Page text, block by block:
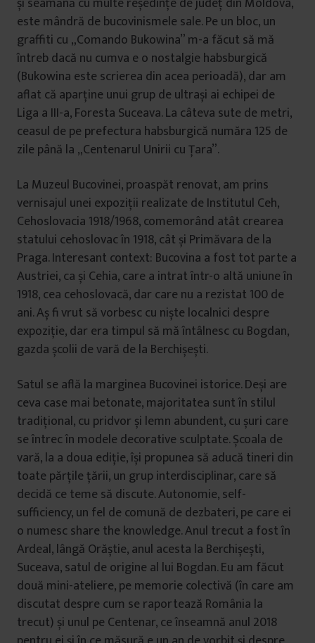
este mândră de bucovinismele sale. Pe un bloc, un
graffiti cu „Comando Bukowina” m-a făcut să mă
întreb dacă nu cumva e o nostalgie habsburgică
(Bukowina este scrierea din acea perioadă), dar am
aflat că aparține unui grup de ultrași ai echipei de
Liga a III-a, Foresta Suceava. La câteva sute de metri,
ceasul de pe prefectura habsburgică număra 125 de
zile până la „Centenarul Unirii cu Țara”.
La Muzeul Bucovinei, proaspăt renovat, am prins
vernisajul unei expoziții realizate de Institutul Ceh,
Cehoslovacia 1918/1968, comemorând atât crearea
statului cehoslovac în 1918, cât și Primăvara de la
Praga. Interesant context: Bucovina a fost tot parte a
Austriei, ca și Cehia, care a intrat într-o altă uniune în
1918, cea cehoslovacă, dar care nu a rezistat 100 de
ani. Aș fi vrut să vorbesc cu niște localnici despre
expoziție, dar era timpul să mă întâlnesc cu Bogdan,
gazda școlii de vară de la Berchișești.
Satul se află la marginea Bucovinei istorice. Deși are
ceva case mai betonate, majoritatea sunt în stilul
tradițional, cu pridvor și lemn abundent, cu șuri care
se întrec în modele decorative sculptate. Școala de
vară, la a doua ediție, își propunea să aducă tineri din
toate părțile țării, un grup interdisciplinar, care să
decidă ce teme să discute. Autonomie, self-
sufficiency, un fel de comună de dezbateri, pe care ei
o numesc share the knowledge. Anul trecut a fost în
Ardeal, lângă Orăștie, anul acesta la Berchișești,
Suceava, satul de origine al lui Bogdan. Eu am făcut
două mini-ateliere, pe memorie colectivă (în care am
discutat despre cum se raportează România la
trecut) și unul pe Centenar, ce înseamnă anul 2018